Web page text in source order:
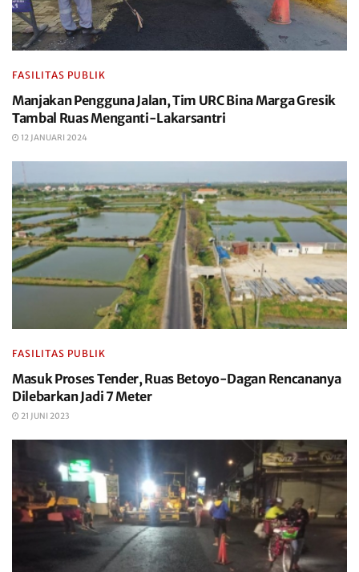
FASILITAS PUBLIK
Manjakan Pengguna Jalan, Tim URC Bina Marga Gresik
Tambal Ruas Menganti-Lakarsantri
12 JANUARI 2024
FASILITAS PUBLIK
Masuk Proses Tender, Ruas Betoyo-Dagan Rencananya
Dilebarkan Jadi 7 Meter
21 JUNI 2023